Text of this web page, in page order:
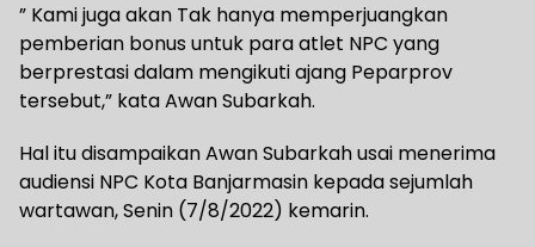
” Kami juga akan Tak hanya memperjuangkan
pemberian bonus untuk para atlet NPC yang
berprestasi dalam mengikuti ajang Peparprov
tersebut,” kata Awan Subarkah.
Hal itu disampaikan Awan Subarkah usai menerima
audiensi NPC Kota Banjarmasin kepada sejumlah
wartawan, Senin (7/8/2022) kemarin.